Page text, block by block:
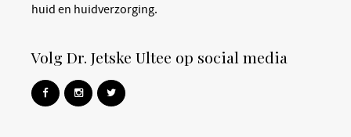
huid en huidverzorging.
Volg Dr. Jetske Ultee op social media